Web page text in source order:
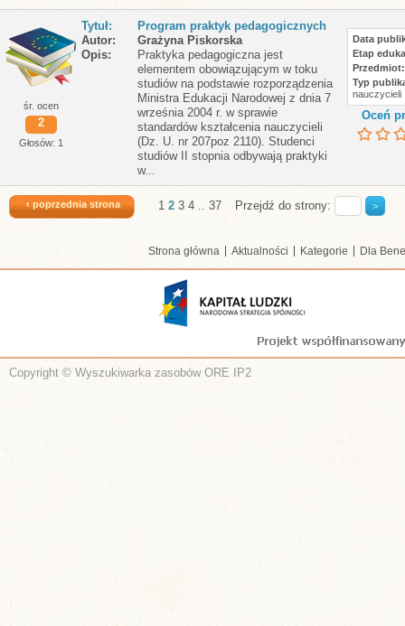
śr. ocen
2
Głosów: 1
Tytuł
Program praktyk pedagogicznych
Autor
Grażyna Piskorska
Opis
Praktyka pedagogiczna jest
elementem obowiązującym w toku
studiów na podstawie rozporządzenia
Ministra Edukacji Narodowej z dnia 7
września 2004 r. w sprawie
standardów kształcenia nauczycieli
(Dz. U. nr 207poz 2110). Studenci
studiów II stopnia odbywają praktyki
w...
Data
Etap
Przedmiot
Typ
nauczycieli
Oceń
‹ poprzednia strona 1 2 3 4 .. 37 Przejdź do strony:
Strona główna Aktualności Kategorie Dla
Copyright © Wyszukiwarka zasobów ORE IP2